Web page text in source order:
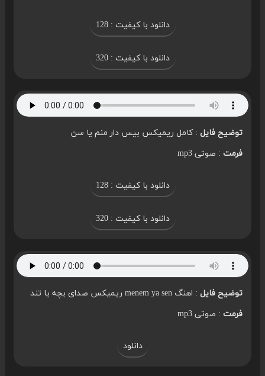
دانلود با کیفیت : 128
دانلود با کیفیت : 320
توضیح فایل: کامل ریمیکس بیس دار منم یا سن
فرمت: صوتی mp3
دانلود با کیفیت : 128
دانلود با کیفیت : 320
توضیح فایل: اهنگ menem ya sen ریمیکس صدای بچه یا تند
فرمت: صوتی mp3
دانلود